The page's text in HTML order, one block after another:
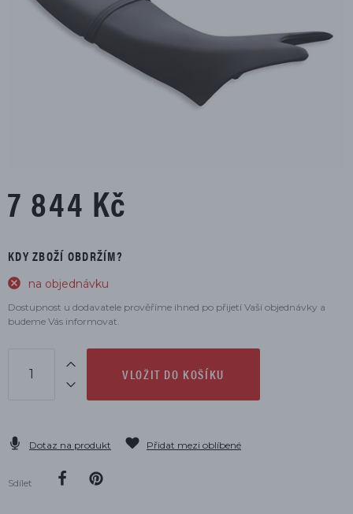
7 844 Kč
KDY ZBOŽÍ OBDRŽÍM?
na objednávku
Dostupnost u dodavatele prověříme ihned po přijetí Vaší objednávky a
budeme Vás informovat.
VLOŽIT DO KOŠÍKU
Dotaz na produkt Přidat mezi oblíbené
Sdílet